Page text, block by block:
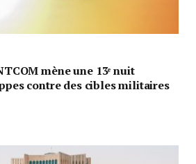
mène une 13ᵉ nuit
contre des cibles militaires